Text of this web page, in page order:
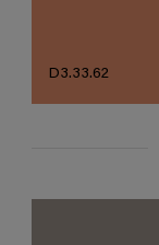
D3.33.62